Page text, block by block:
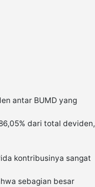
antar BUMD yang
dari total deviden,
kontribusinya sangat
sebagian besar